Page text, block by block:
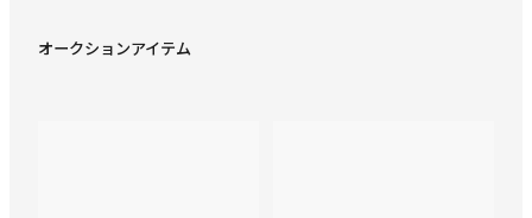
オークションアイテム